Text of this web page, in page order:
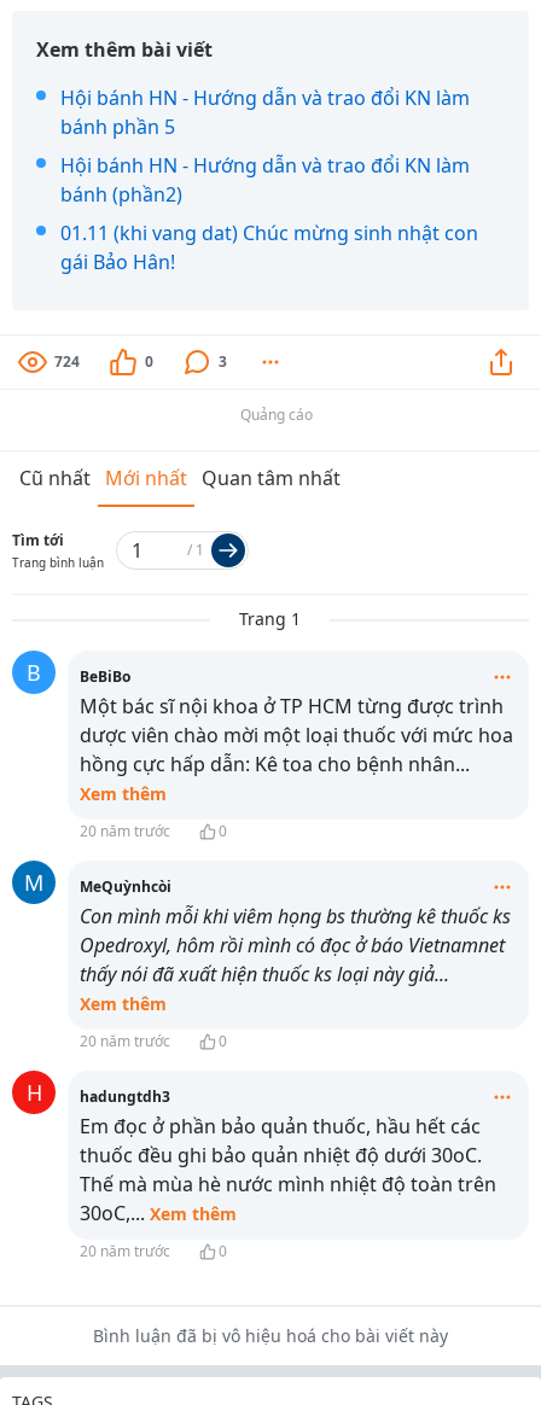
Xem thêm bài viết
Hội bánh HN - Hướng dẫn và trao đổi KN làm
bánh phần 5
Hội bánh HN - Hướng dẫn và trao đổi KN làm
bánh (phần2)
01.11 (khi vang dat) Chúc mừng sinh nhật con
gái Bảo Hân!
724 0 3
Quảng cáo
Cũ nhất Mới nhất Quan tâm nhất
Tìm tới
Trang bình luận
/ 1
Trang 1
B BeBiBo
Một bác sĩ nội khoa ở TP HCM từng được trình
dược viên chào mời một loại thuốc với mức hoa
hồng cực hấp dẫn: Kê toa cho bệnh nhân...
Xem thêm
20 năm trước 0
M MeQuỳnhcòi
Con mình mỗi khi viêm họng bs thường kê thuốc ks
Opedroxyl, hôm rồi mình có đọc ở báo Vietnamnet
thấy nói đã xuất hiện thuốc ks loại này giả...
Xem thêm
20 năm trước 0
H hadungtdh3
Em đọc ở phần bảo quản thuốc, hầu hết các
thuốc đều ghi bảo quản nhiệt độ dưới 30oC.
Thế mà mùa hè nước mình nhiệt độ toàn trên
30oC,... Xem thêm
20 năm trước 0
Bình luận đã bị vô hiệu hoá cho bài viết này